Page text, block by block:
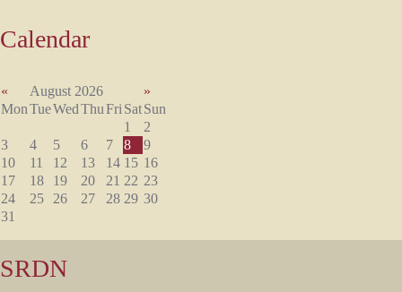
Calendar
« August 2026
»
MonTueWedThuFri SatSun
1
2
3
4 5 6 7 8
9
10
11 12 13 14 15 16
17
18 19 20 21 22 23
24
25 26 27 28 29 30
31
SRDN